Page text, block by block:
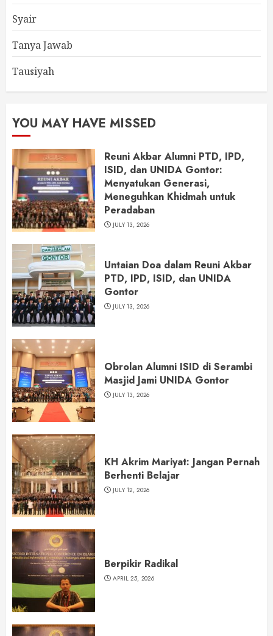
Syair
Tanya Jawab
Tausiyah
YOU MAY HAVE MISSED
Reuni Akbar Alumni PTD, IPD,
ISID, dan UNIDA Gontor:
Menyatukan Generasi,
Meneguhkan Khidmah untuk
Peradaban
JULY 13, 2026
Untaian Doa dalam Reuni Akbar
PTD, IPD, ISID, dan UNIDA
Gontor
JULY 13, 2026
Obrolan Alumni ISID di Serambi
Masjid Jami UNIDA Gontor
JULY 13, 2026
KH Akrim Mariyat: Jangan Pernah
Berhenti Belajar
JULY 12, 2026
Berpikir Radikal
APRIL 25, 2026